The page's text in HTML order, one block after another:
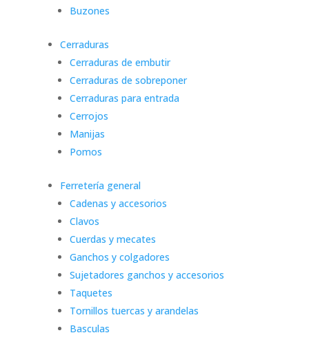
Buzones
Cerraduras
Cerraduras de embutir
Cerraduras de sobreponer
Cerraduras para entrada
Cerrojos
Manijas
Pomos
Ferretería general
Cadenas y accesorios
Clavos
Cuerdas y mecates
Ganchos y colgadores
Sujetadores ganchos y accesorios
Taquetes
Tornillos tuercas y arandelas
Basculas